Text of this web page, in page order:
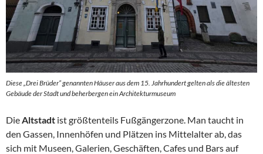
Diese „Drei Brüder“ genannten Häuser aus dem 15. Jahrhundert gelten als die ältesten
Gebäude der Stadt und beherbergen ein Architekturmuseum
DieAltstadt ist größtenteils Fußgängerzone. Man taucht in
den Gassen, Innenhöfen und Plätzen ins Mittelalter ab, das
sich mit Museen, Galerien, Geschäften, Cafes und Bars auf